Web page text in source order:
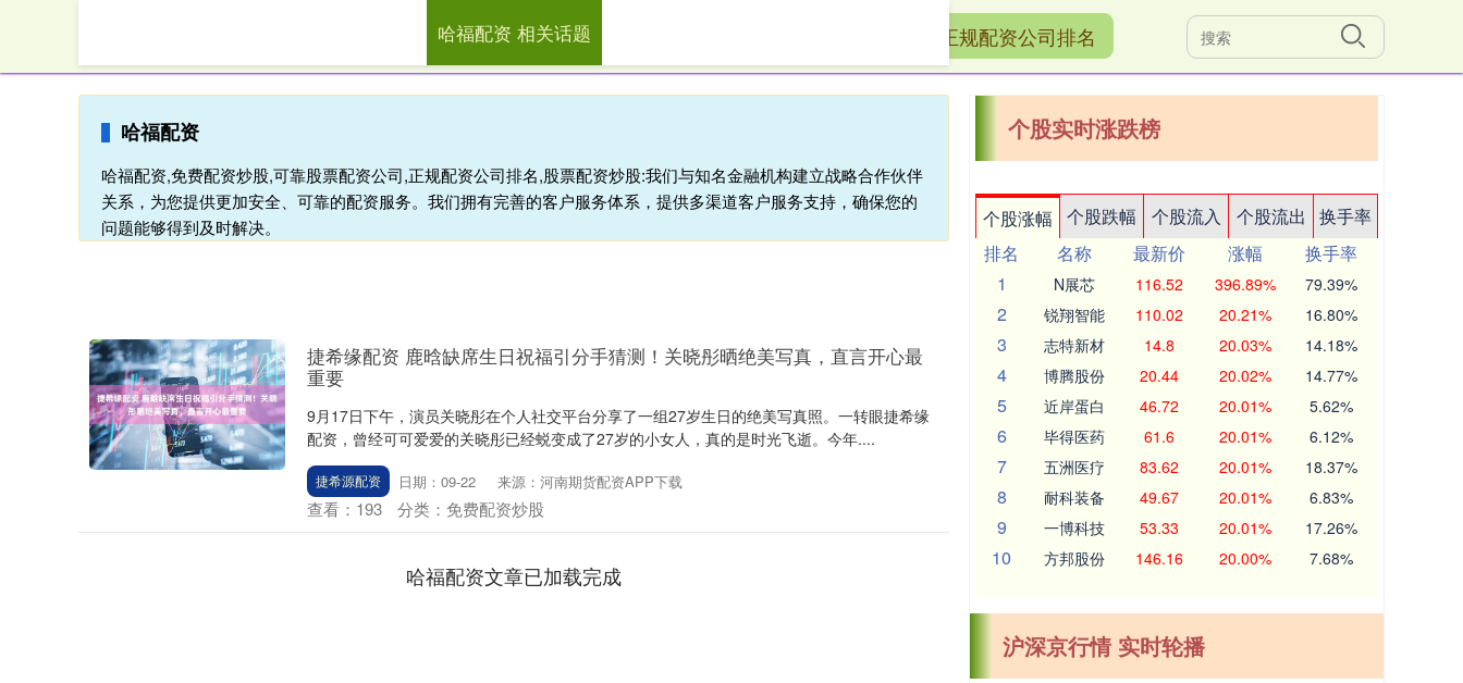
哈福配资 免费配资炒股 正规配资公司排名
哈福配资
哈福配资,免费配资炒股,可靠股票配资公司,正规配资公司排名,股票配资炒股:我们与知名金融机构建立战略合作伙伴
关系，为您提供更加安全、可靠的配资服务。我们拥有完善的客户服务体系，提供多渠道客户服务支持，确保您的
问题能够得到及时解决。
哈福配资 相关话题
捷希缘配资 鹿晗缺席生日祝福引分手猜测！关晓彤晒绝美写真，直言开心最
重要
9月17日下午，演员关晓彤在个人社交平台分享了一组27岁生日的绝美写真照。一转眼捷希缘
配资，曾经可可爱爱的关晓彤已经蜕变成了27岁的小女人，真的是时光飞逝。今年....
捷希源配资 日期：09-22 来源：河南期货配资APP下载
查看： 193 分类： 免费配资炒股
哈福配资文章已加载完成
个股实时涨跌榜
个股涨幅 个股跌幅 个股流入 个股流出
换手率
排名
名称 最新价 涨幅
换手率
1
N展芯 116.52 396.89% 79.39%
2 锐翔智能 110.02 20.21% 16.80%
3 志特新材 14.8 20.03% 14.18%
4 博腾股份 20.44 20.02% 14.77%
5 近岸蛋白 46.72 20.01% 5.62%
6 毕得医药 61.6 20.01% 6.12%
7 五洲医疗 83.62 20.01% 18.37%
8 耐科装备 49.67 20.01% 6.83%
9 一博科技 53.33 20.01% 17.26%
10 方邦股份 146.16 20.00% 7.68%
沪深京行情 实时轮播